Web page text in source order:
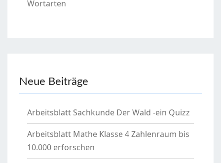
Wortarten
Neue Beiträge
Arbeitsblatt Sachkunde Der Wald -ein Quizz
Arbeitsblatt Mathe Klasse 4 Zahlenraum bis
10.000 erforschen